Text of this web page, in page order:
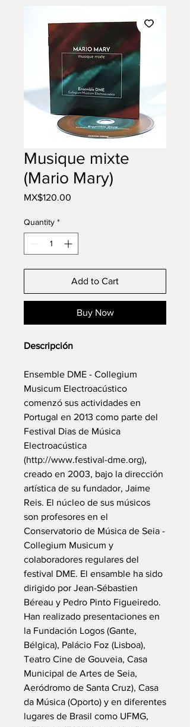
Musique mixte
(Mario Mary)
MX$120.00
Quantity *
Add to Cart
Buy Now
Descripción
Ensemble DME - Collegium
Musicum Electroacústico
comenzó sus actividades en
Portugal en 2013 como parte del
Festival Dias de Música
Electroacústica
(http://www.festival-dme.org),
creado en 2003, bajo la dirección
artística de su fundador, Jaime
Reis. El núcleo de sus músicos
son profesores en el
Conservatorio de Música de Seia -
Collegium Musicum y
colaboradores regulares del
festival DME. El ensamble ha sido
dirigido por Jean-Sébastien
Béreau y Pedro Pinto Figueiredo.
Han realizado presentaciones en
la Fundación Logos (Gante,
Bélgica), Palácio Foz (Lisboa),
Teatro Cine de Gouveia, Casa
Municipal de Artes de Seia,
Aeródromo de Santa Cruz), Casa
da Música (Oporto) y en diferentes
lugares de Brasil como UFMG,